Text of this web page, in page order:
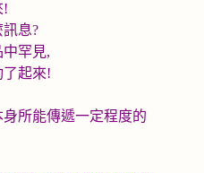
!
訊息?
中罕見,
起來!
所能傳遞一定程度的